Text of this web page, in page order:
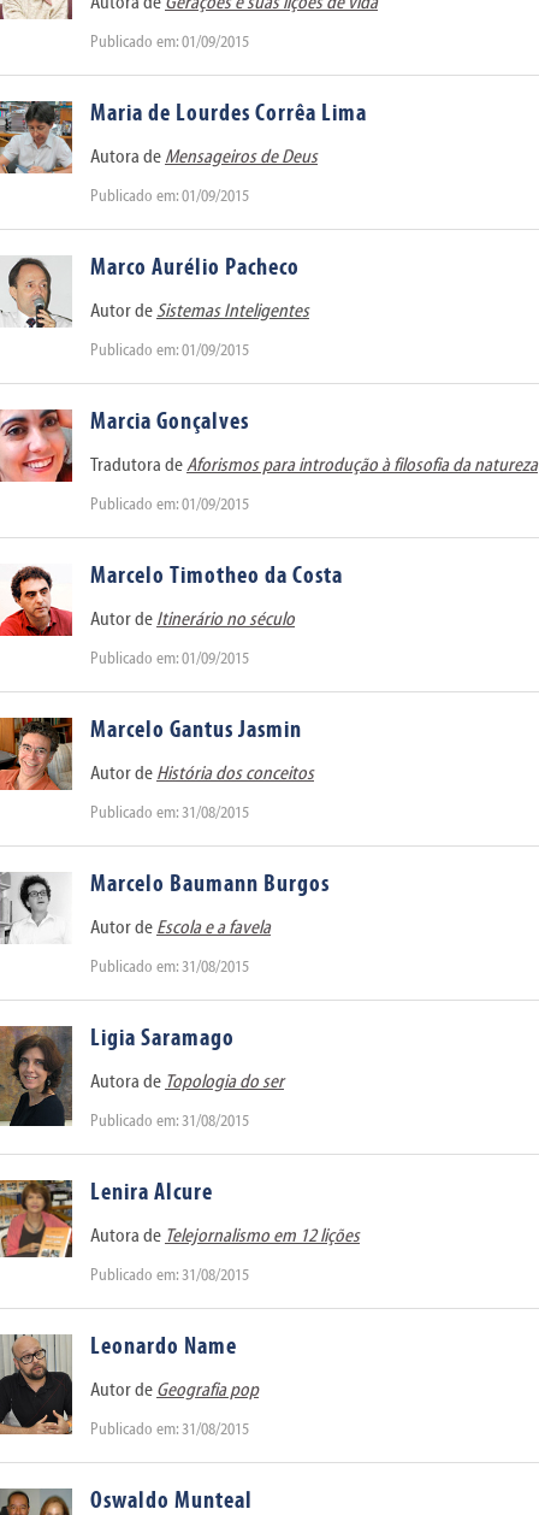
Publicado em: 01/09/2015
Maria de Lourdes Corrêa Lima
Autora de Mensageiros de Deus
Publicado em: 01/09/2015
Marco Aurélio Pacheco
Autor de Sistemas Inteligentes
Publicado em: 01/09/2015
Marcia Gonçalves
Tradutora deAforismos para introdução à filosofia da natureza
Publicado em: 01/09/2015
Marcelo Timotheo da Costa
Autor de Itinerário no século
Publicado em: 01/09/2015
Marcelo Gantus Jasmin
Autor de História dos conceitos
Publicado em: 31/08/2015
Marcelo Baumann Burgos
Autor de Escola e a favela
Publicado em: 31/08/2015
Ligia Saramago
Autora de Topologia do ser
Publicado em: 31/08/2015
Lenira Alcure
Autora de Telejornalismo em 12 lições
Publicado em: 31/08/2015
Leonardo Name
Autor de Geografia pop
Publicado em: 31/08/2015
Oswaldo Munteal